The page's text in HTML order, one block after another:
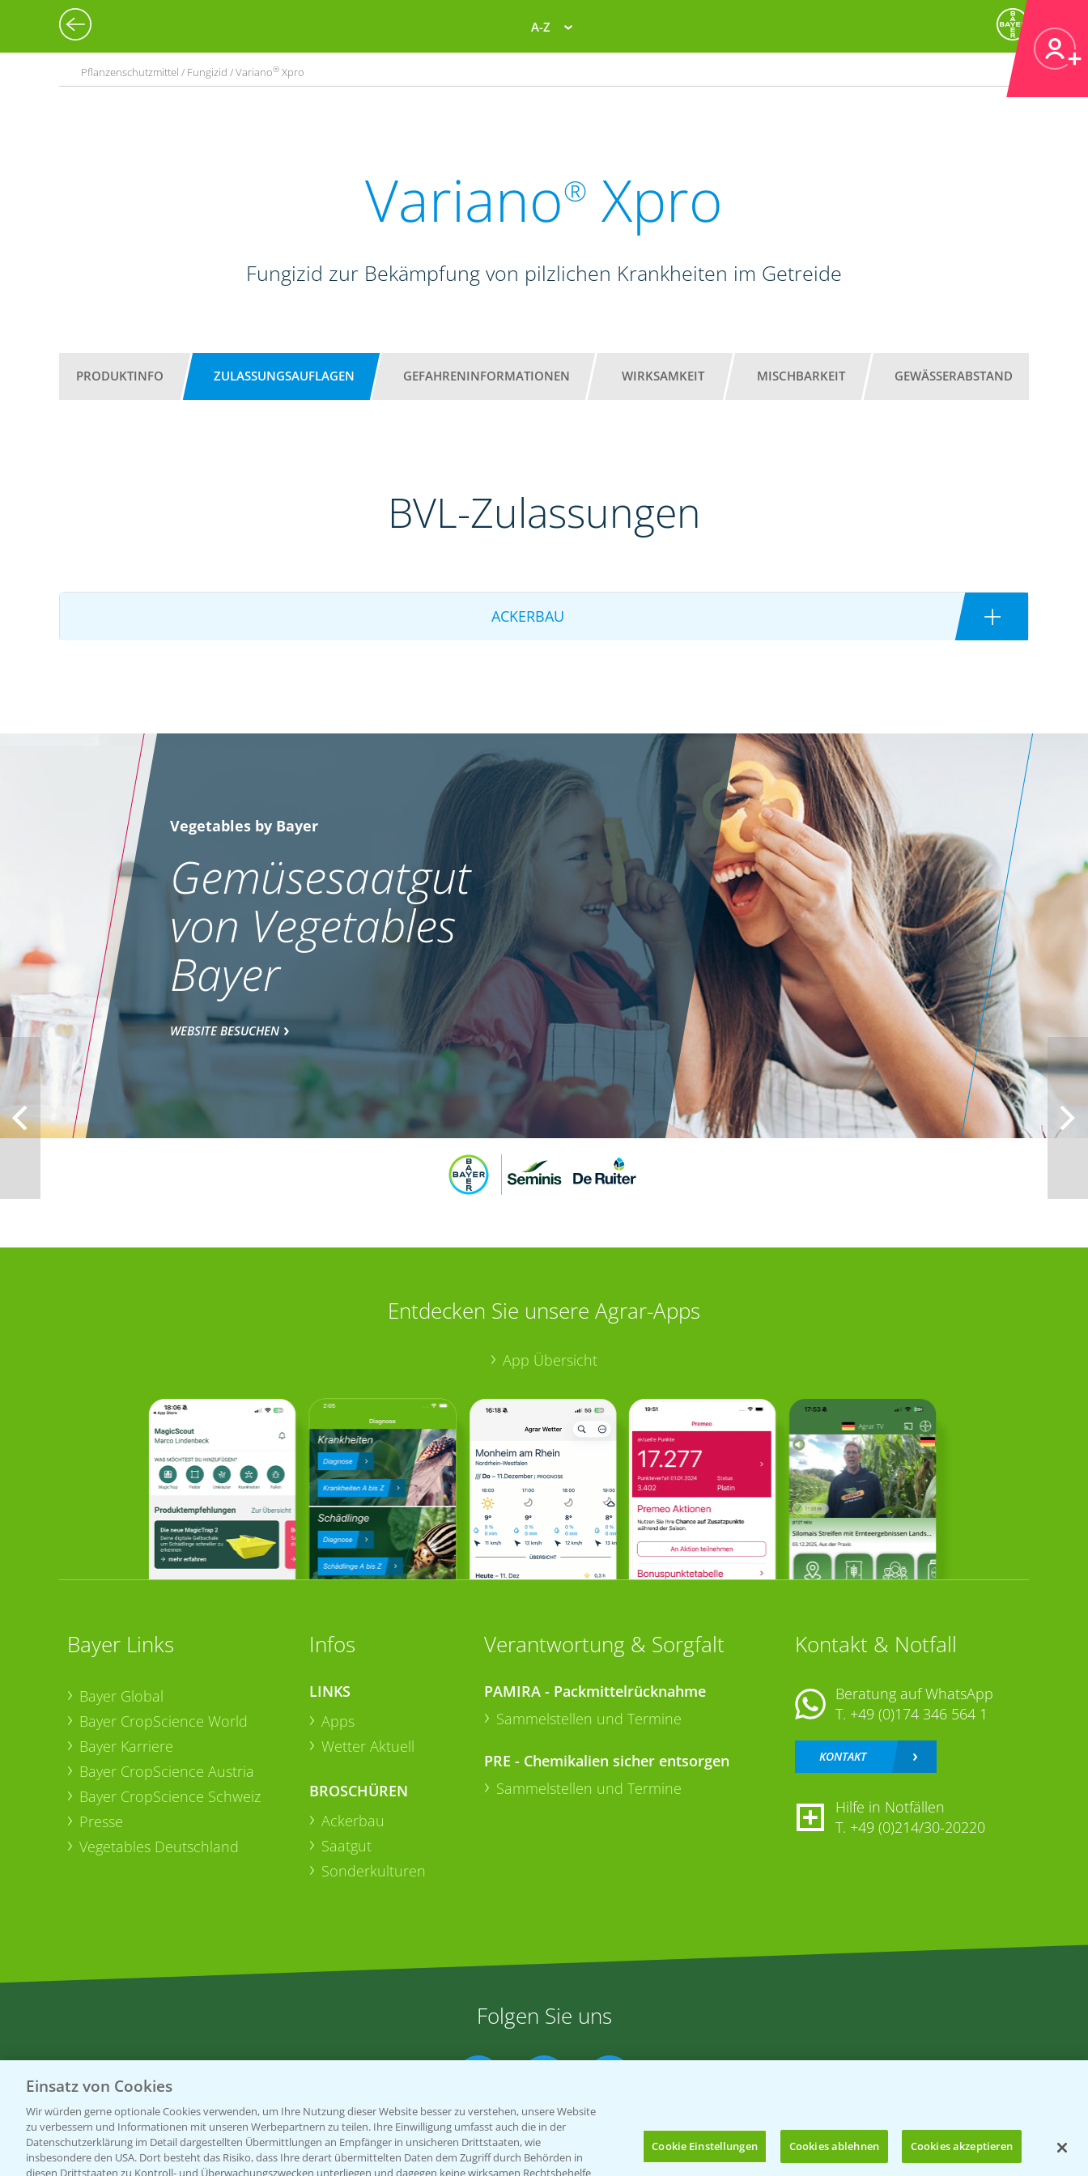
A-Z
Pflanzenschutzmittel / Fungizid / Variano® Xpro
Variano® Xpro
Fungizid zur Bekämpfung von pilzlichen Krankheiten im Getreide
PRODUKTINFO ZULASSUNGSAUFLAGEN GEFAHRENINFORMATIONEN WIRKSAMKEIT MISCHBARKEIT GEWÄSSERABSTAND
BVL-Zulassungen
ACKERBAU
Vegetables by Bayer
Gemüsesaatgut
von Vegetables
Bayer
WEBSITE BESUCHEN
Entdecken Sie unsere Agrar-Apps
App Übersicht
Bayer Links
Bayer Global
Bayer CropScience World
Bayer Karriere
Bayer CropScience Austria
Bayer CropScience Schweiz
Presse
Vegetables Deutschland
Infos
LINKS
Apps
Wetter Aktuell
BROSCHÜREN
Ackerbau
Saatgut
Sonderkulturen
Verantwortung & Sorgfalt
PAMIRA - Packmittelrücknahme
Sammelstellen und Termine
PRE - Chemikalien sicher entsorgen
Sammelstellen und Termine
Kontakt & Notfall
Beratung auf WhatsApp
T. +49 (0)174 346 564 1
KONTAKT
Hilfe in Notfällen
T. +49 (0)214/30-20220
Folgen Sie uns
Einsatz von Cookies
Wir würden gerne optionale Cookies verwenden, um Ihre Nutzung dieser Website besser zu verstehen, unsere Website
zu verbessern und Informationen mit unseren Werbepartnern zu teilen. Ihre Einwilligung umfasst auch die in der
Datenschutzerklärung im Detail dargestellten Übermittlungen an Empfänger in unsicheren Drittstaaten, wie
insbesondere den USA. Dort besteht das Risiko, dass Ihre derart übermittelten Daten dem Zugriff durch Behörden in
diesen Drittstaaten zu Kontroll- und Überwachungszwecken unterliegen und dagegen keine wirksamen Rechtsbehelfe
Cookie Einstellungen Cookies ablehnen Cookies akzeptieren